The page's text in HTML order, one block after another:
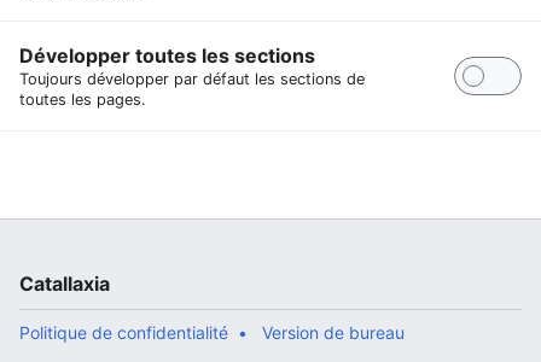
Développer toutes les sections
Toujours développer par défaut les sections de
toutes les pages.
Catallaxia
Politique de confidentialité Version de bureau